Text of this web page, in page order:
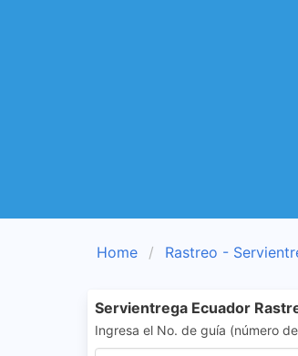
Home Rastreo -
Servientrega Ecuador
Ingresa el No. de guía (número